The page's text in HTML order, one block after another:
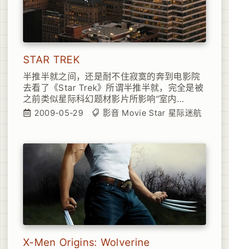
STAR TREK
半推半就之间，还是耐不住寂寞的奔到电影院
去看了《Star Trek》所谓半推半就，完全是被
之前类似星际科幻题材影片所影响“室内
+CG+大头贴+剧情简单”于是报着一颗打5分的
2009-05-29 影音 Movie Star 星际迷航
X-Men Origins: Wolverine